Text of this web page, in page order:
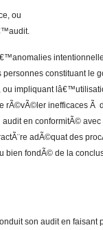
ou
constituant le
impliquant
inefficaces Ã
en conformitÃ©
adÃ©quat des
bien fondÃ© de la
son audit en